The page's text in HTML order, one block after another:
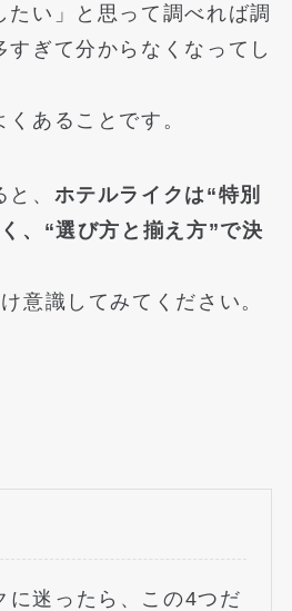
たい」と思って調べれば調
すぎて分からなくなってし
あることです。
、 ホテルライクは“特別
、“選び方と揃え方”で決
意識してみてください。
に迷ったら、この4つだ